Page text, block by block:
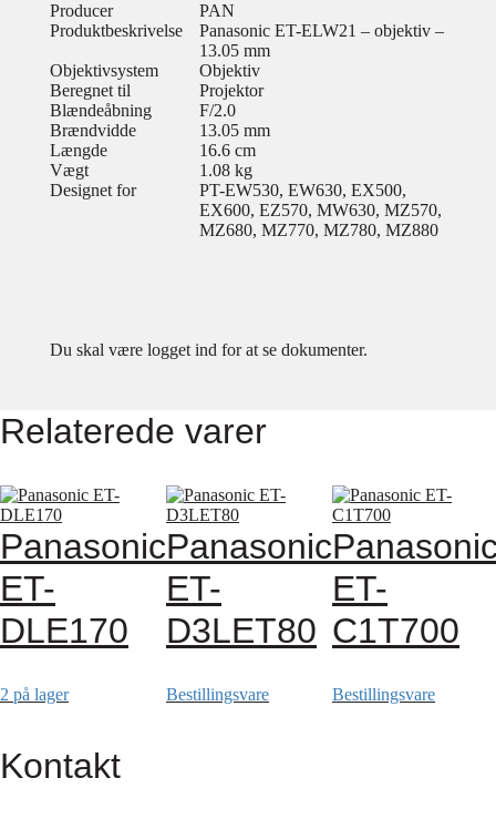
Producer
PAN
Produktbeskrivelse
Panasonic ET-ELW21 – objektiv –
13.05 mm
Objektivsystem
Objektiv
Beregnet til
Projektor
Blændeåbning
F/2.0
Brændvidde
13.05 mm
Længde
16.6 cm
Vægt
1.08 kg
Designet for
PT-EW530, EW630, EX500,
EX600, EZ570, MW630, MZ570,
MZ680, MZ770, MZ780, MZ880
Du skal være logget ind for at se dokumenter.
Relaterede varer
Panasonic
ET-
DLE170
2 på lager
Panasonic
ET-
D3LET80
Bestillingsvare
ET-
C1T700
Bestillingsvare
Kontakt